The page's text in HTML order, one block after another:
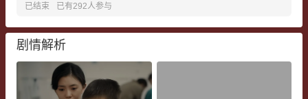
已结束 已有292人参与
剧情解析